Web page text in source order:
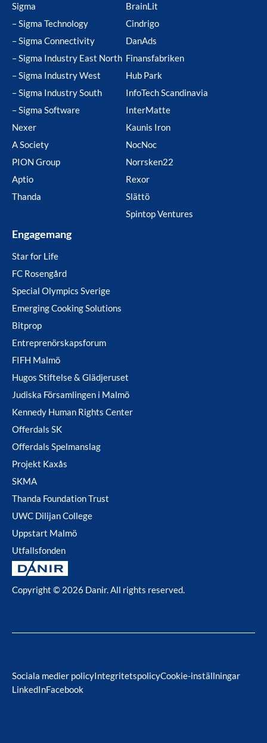
Sigma
– Sigma Technology
– Sigma Connectivity
– Sigma Industry East North
– Sigma Industry West
– Sigma Industry South
– Sigma Software
Nexer
A Society
PION Group
Aptio
Thanda
BrainLit
Cindrigo
DanAds
Finansfabriken
Hub Park
InfoTech Scandinavia
InterMatte
Kaunis Iron
NocNoc
Norrsken22
Rexor
Slättö
Spintop Ventures
Engagemang
Star for Life
FC Rosengård
Special Olympics Sverige
Emerging Cooking Solutions
Bitprop
Entreprenörskapsforum
FIFH Malmö
Hugos Stiftelse & Glädjeruset
Judiska Församlingen i Malmö
Kennedy Human Rights Center
Offerdals SK
Offerdals Spelmanslag
Projekt Kaxås
SKMA
Thanda Foundation Trust
UWC Dilijan College
Uppstart Malmö
Utfallsfonden
Copyright © 2026 Danir. All rights reserved.
Sociala medier policyIntegritetspolicyCookie-inställningar
LinkedInFacebook